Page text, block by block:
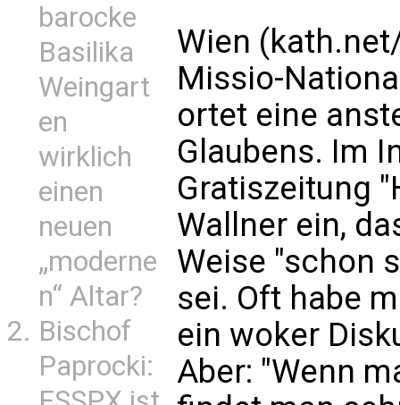
barocke
Basilika
Weingart
en
wirklich
einen
neuen
„moderne
n“ Altar?
Bischof
Paprocki:
Wien
Missio-
ortet eine
Glaubens. Im
Gratiszeitung
Wallner ein,
Weise "schon
sei. Oft habe
ein woker
Aber: "Wenn